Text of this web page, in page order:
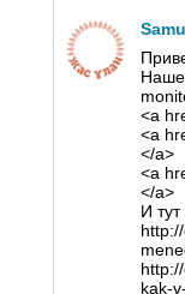
<a
<a
</a>
<a
</a>
И
kak-